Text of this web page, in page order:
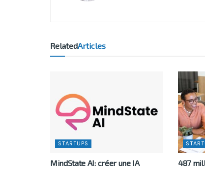
RelatedArticles
STARTUPS
MindState AI: créer une IA
487